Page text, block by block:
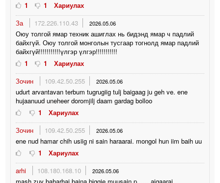
1
1
Хариулах
За
172.226.110.43 2026.05.06
Оюу толгой ямар техник ашиглах нь бидэнд ямар ч падлий
байхгүй. Оюу толгой монголын тусгаар тогнолд ямар падлий
байхгүй!!!!!!!!!!!үлгэр үлгэр!!!!!!!!!!!
1
1
Хариулах
Зочин
109.42.50.255 2026.05.06
udurt arvantavan terbum tugrugiig tulj baigaag ju geh ve. ene
hujaanuud uneheer doromjilj daam gardag bolloo
1
Хариулах
Зочин
109.42.50.255 2026.05.06
ene nud hamar chih usiig ni sain haraarai. mongol hun iim baih uu
1
Хариулах
arhi
108.180.168.10 2026.05.06